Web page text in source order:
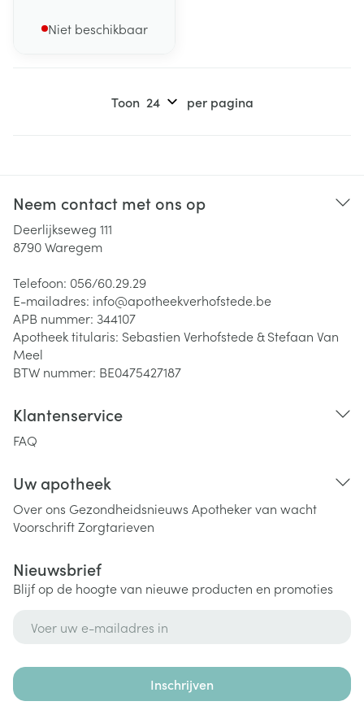
Niet beschikbaar
Toon per pagina
Neem contact met ons op
Deerlijkseweg 111
8790Waregem
Telefoon: 056/60.29.29
E-mailadres: info@apotheekverhofstede.be
APB nummer: 344107
Apotheek titularis: Sebastien Verhofstede & Stefaan Van
Meel
BTW nummer: BE0475427187
Klantenservice
FAQ
Uw apotheek
Over ons Gezondheidsnieuws Apotheker van wacht
VoorschriftZorgtarieven
Nieuwsbrief
Blijf op de hoogte van nieuwe producten en promoties
Inschrijven